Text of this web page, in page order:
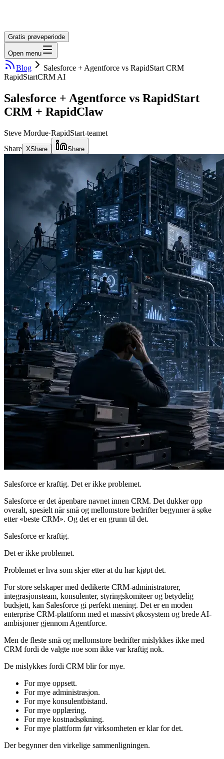
Gratis prøveperiode
Open menu
Blog
Salesforce + Agentforce vs RapidStart CRM
RapidStartCRM AI
Salesforce + Agentforce vs RapidStart
CRM + RapidClaw
Steve Mordue·RapidStart-teamet
Share XShare Share
Salesforce er kraftig. Det er ikke problemet.
Salesforce er det åpenbare navnet innen CRM. Det dukker opp
overalt, spesielt når små og mellomstore bedrifter begynner å søke
etter «beste CRM». Og det er en grunn til det.
Salesforce er kraftig.
Det er ikke problemet.
Problemet er hva som skjer etter at du har kjøpt det.
For store selskaper med dedikerte CRM-administratorer,
integrasjonsteam, konsulenter, styringskomiteer og betydelig
budsjett, kan Salesforce gi perfekt mening. Det er en moden
enterprise CRM-plattform med et massivt økosystem og brede AI-
ambisjoner gjennom Agentforce.
Men de fleste små og mellomstore bedrifter mislykkes ikke med
CRM fordi de valgte noe som ikke var kraftig nok.
De mislykkes fordi CRM blir for mye.
For mye oppsett.
For mye administrasjon.
For mye konsulentbistand.
For mye opplæring.
For mye kostnadsøkning.
For mye plattform før virksomheten er klar for det.
Der begynner den virkelige sammenligningen.